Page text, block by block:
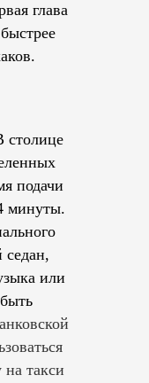
глава
столице
подачи
минуты.
седан,
или
на такси